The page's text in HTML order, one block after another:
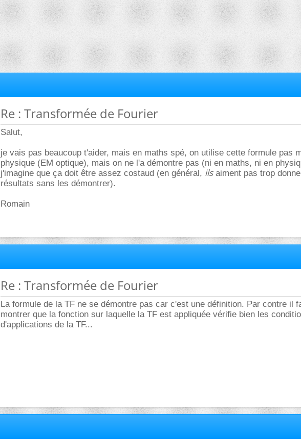
Re : Transformée de Fourier
Salut,
je vais pas beaucoup t'aider, mais en maths spé, on utilise cette formule pas
physique (EM optique), mais on ne l'a démontre pas (ni en maths, ni en
j'imagine que ça doit être assez costaud (en général, ilsaiment pas trop
résultats sans les démontrer).
Romain
Re : Transformée de Fourier
La formule de la TF ne se démontre pas car c'est une définition. Par contre il
montrer que la fonction sur laquelle la TF est appliquée vérifie bien les
d'applications de la TF...